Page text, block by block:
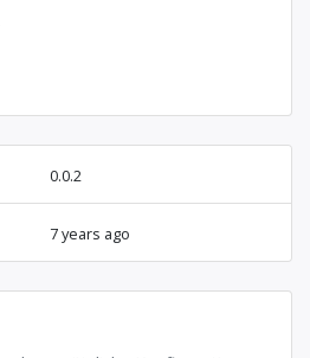
0.0.2
7 years ago